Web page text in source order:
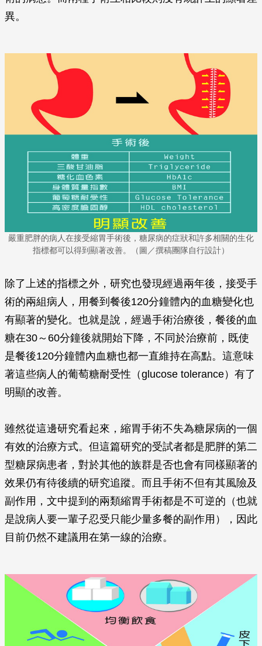
異。
嚴重肥胖的病人在接受縮胃手術後，糖尿病的症狀和許多相關的生化
指標都可以得到顯著改善。（圖／撰稿團隊自行設計）
除了上述的指標之外，研究也發現經過兩年後，接受手
術的兩組病人，用餐到餐後120分鐘體內的血糖變化也
有顯著的變化。也就是說，經過手術治療後，餐後的血
糖在30～60分鐘後就開始下降，不同於治療前，既使
是餐後120分鐘體內血糖也都一直維持在高點。這意味
著這些病人的葡萄糖耐受性（glucose tolerance）有了
明顯的改善。
雖然從這邊研究看起來，縮胃手術不失為糖尿病的一個
有效的治療方式。但這篇研究的受試者都是肥胖的第二
型糖尿病患者，對於其他的族群是否也會有同樣顯著的
效果仍有待後續的研究追蹤。而且手術不但有其風險及
副作用，文中提到的兩類縮胃手術都是不可逆的（也就
是說病人要一輩子忍受只能少量多餐的副作用），因此
目前仍然不建議用在第一線的治療。